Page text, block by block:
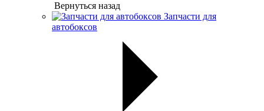
Вернуться назад
Запчасти для
автобоксов